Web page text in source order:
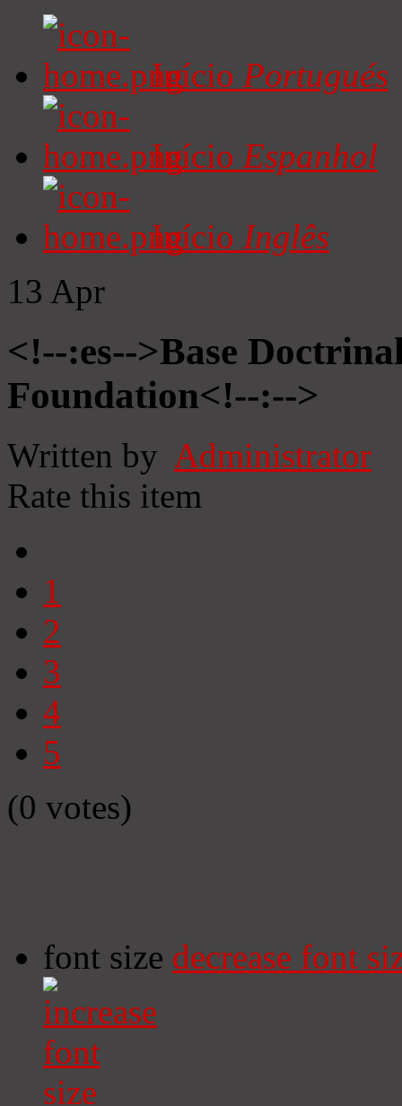
Início Portugués
Início Espanhol
Início Inglês
13 Apr
<!--:es-->Base
Foundation<!--:-->
Written by Administrator
Rate this item
1
2
3
4
5
(0 votes)
font size decrease font